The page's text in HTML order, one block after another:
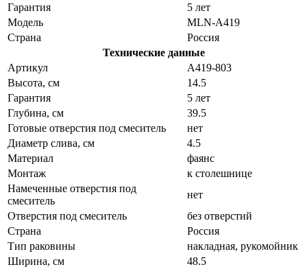
Гарантия
5 лет
Модель
MLN-A419
Страна
Россия
Технические данные
Артикул
A419-803
Высота, см
14.5
Гарантия
5 лет
Глубина, см
39.5
Готовые отверстия под смеситель
нет
Диаметр слива, см
4.5
Материал
фаянс
Монтаж
к столешнице
Намеченные отверстия под
смеситель
нет
Отверстия под смеситель
без отверстий
Страна
Россия
Тип раковины
накладная, рукомойник
Ширина, см
48.5